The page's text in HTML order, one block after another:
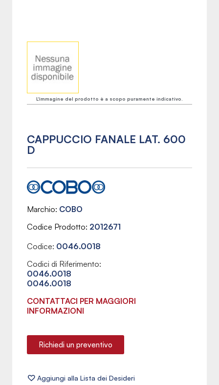
L'immagine del prodotto è a scopo puramente indicativo.
CAPPUCCIO FANALE LAT. 600
D
Marchio COBO
Codice Prodotto 2012671
Codice: 0046.0018
Codici di Riferimento:
0046.0018
0046.0018
CONTATTACI PER MAGGIORI
INFORMAZIONI
Richiedi un preventivo